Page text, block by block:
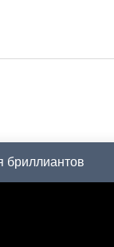
бриллиантов